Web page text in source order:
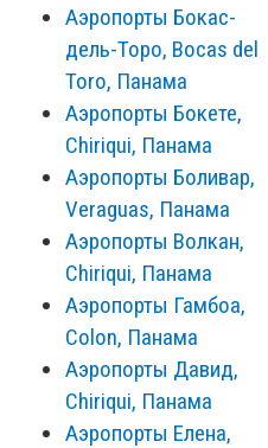
Аэропорты Бокас-
дель-Торо, Bocas del
Toro, Панама
Аэропорты Бокете,
Chiriqui, Панама
Аэропорты Боливар,
Veraguas, Панама
Аэропорты Волкан,
Chiriqui, Панама
Аэропорты Гамбоа,
Colon, Панама
Аэропорты Давид,
Chiriqui, Панама
Аэропорты Елена,